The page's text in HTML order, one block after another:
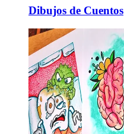
Dibujos de Cuentos